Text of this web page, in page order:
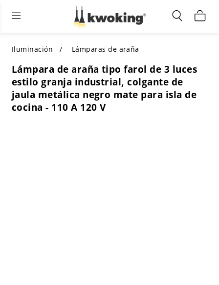
Muebles de sala de estar
TODOS LOS MUEBLES DE SALÓN
SELECCIONES DESTACADAS
COMPRAR POR ESTILO
Iluminación interior
Comprar por categoría
COMPRAR POR ESTILO
Shop by Colors
Iluminación exterior
TODA LA ILUMINACIÓN PARA
COMPRAR POR CATEGORÍA
COMPRAR POR ESTILO
Iluminación Lámparas de araña
Lámpara de araña tipo farol de 3 luces
estilo granja industrial, colgante de
jaula metálica negro mate para isla de
cocina - 110 A 120 V